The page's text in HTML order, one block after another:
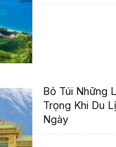
Bỏ Túi Những
Trọng Khi Du
Ngày